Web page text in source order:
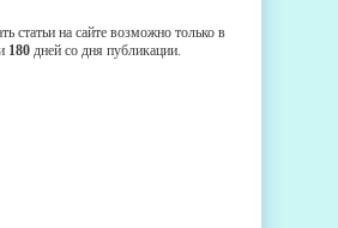
статьи на сайте возможно только в
180 дней со дня публикации.